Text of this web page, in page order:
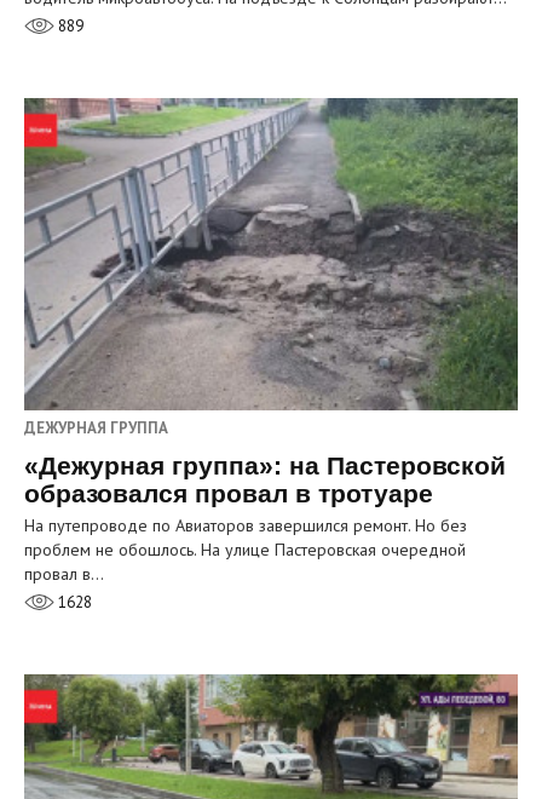
889
ДЕЖУРНАЯ ГРУППА
«Дежурная группа»: на Пастеровской
образовался провал в тротуаре
На путепроводе по Авиаторов завершился ремонт. Но без
проблем не обошлось. На улице Пастеровская очередной
провал в…
1628